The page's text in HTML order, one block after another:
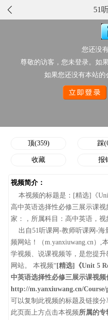
51
您还没
尊敬的访客，您未登录。如
如果您还没有本站的
正在播放：[精选]《Unit 5
选择性必修三展示课视频优质课
点此上
作者/执教老师：
03-19 09:09:31
顶(359) 踩
收藏 报
视频简介：
本视频的标题是：[精选]《
高中英语选择性必修三展示课
家：，所属科目：高中英语，视
出自51听课网-教师听课网-海
频网站！（m.yanxiuwang.cn）,
学视频、说课视频等，是您提
网站。 本视频“[精选]《Unit 5
中英语选择性必修三展示课视
http://m.yanxiuwang.cn/Course/
可以复制此视频的标题及链接
此页面上方点击本视频所属的专